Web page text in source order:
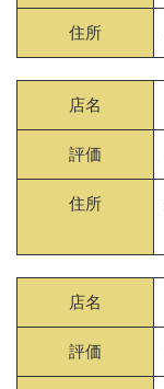
住所
店名
評価
住所
店名
評価